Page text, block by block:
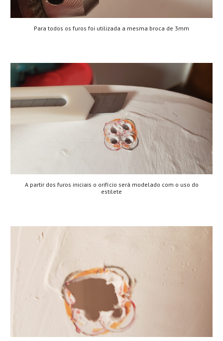
Para todos os furos foi utilizada a mesma broca de 3mm
A partir dos furos iniciais o orifício será modelado com o uso do
estilete